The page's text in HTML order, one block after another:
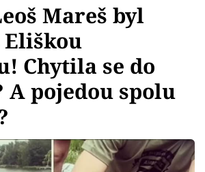
Mareš byl
Chytila se do
A pojedou spolu